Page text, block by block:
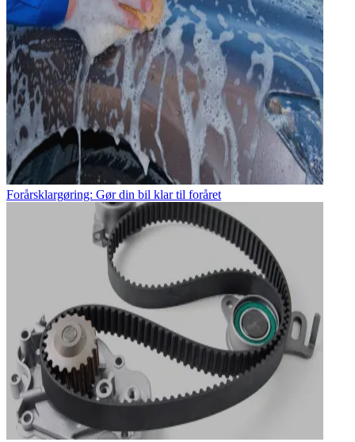
Forårsklargøring: Gør din bil klar til foråret